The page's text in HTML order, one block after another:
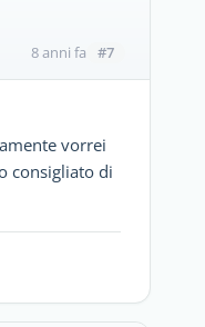
8 anni fa #7
vorrei
consigliato di